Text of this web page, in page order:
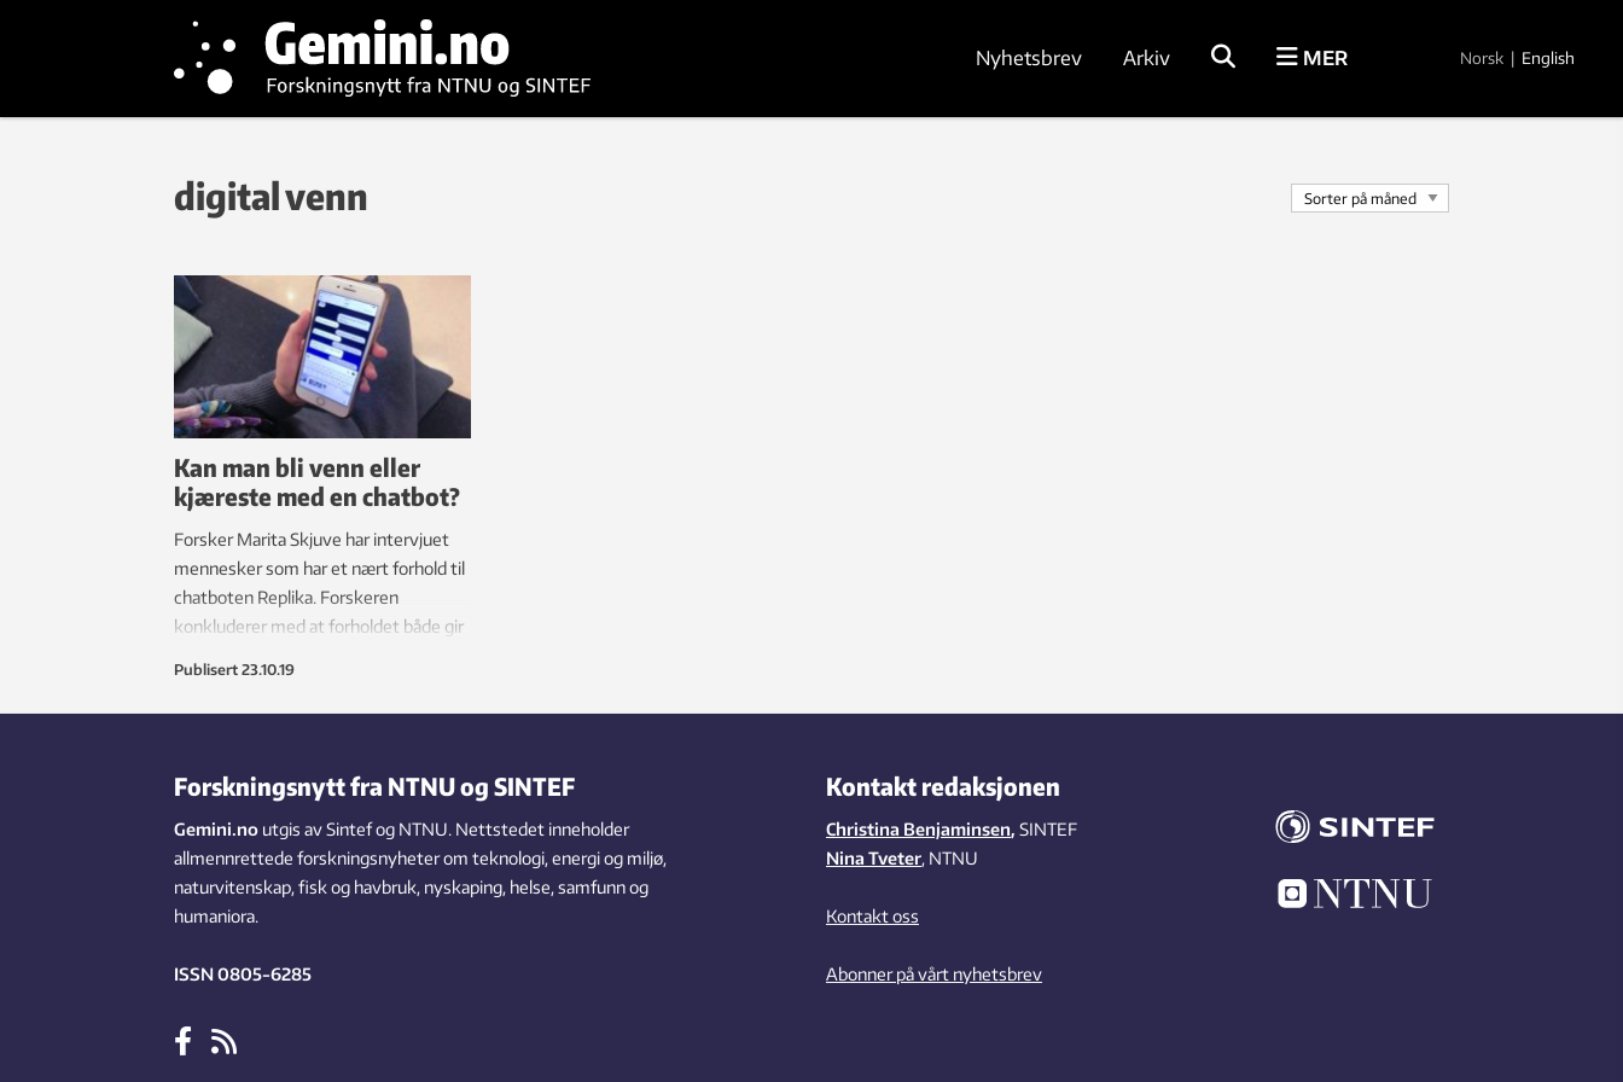
Nyhetsbrev Arkiv MER Norsk | English
digital venn
Kan man bli venn eller
kjæreste med en chatbot?
Forsker Marita Skjuve har intervjuet
mennesker som har et nært forhold til
chatboten Replika. Forskeren
konkluderer med at forholdet både gir
Publisert 23.10.19
Forskningsnytt fra NTNU og SINTEF
Gemini.no utgis av Sintef og NTNU. Nettstedet inneholder
allmennrettede forskningsnyheter om teknologi, energi og miljø,
naturvitenskap, fisk og havbruk, nyskaping, helse, samfunn og
humaniora.
ISSN 0805-6285
Kontakt redaksjonen
Christina Benjaminsen, SINTEF
Nina Tveter, NTNU
Kontakt oss
Abonner på vårt nyhetsbrev